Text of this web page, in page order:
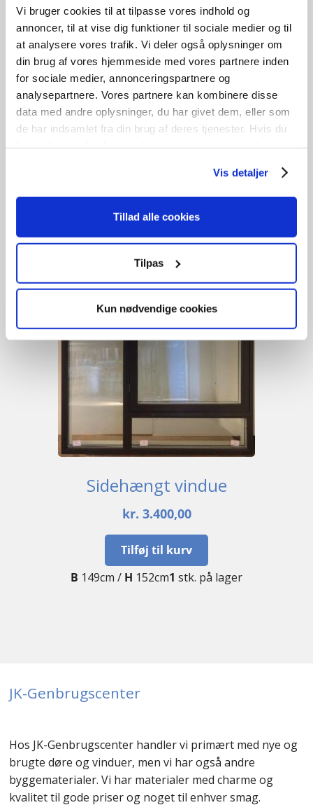
Vi bruger cookies til at tilpasse vores indhold og
annoncer, til at vise dig funktioner til sociale medier og til
at analysere vores trafik. Vi deler også oplysninger om
din brug af vores hjemmeside med vores partnere inden
for sociale medier, annonceringspartnere og
analysepartnere. Vores partnere kan kombinere disse
data med andre oplysninger, du har givet dem, eller som
de har indsamlet fra din brug af deres tjenester. Hvis du
Vis detaljer
Tillad alle cookies
Tilpas
Kun nødvendige cookies
Fastkarmsvindue – Velfac træ/alu
kr.1.800,00
Sidehængt vindue
kr. 3.400,00
Tilføj til kurv
B 149cm / H 152cm1 stk. på lager
JK-Genbrugscenter
Hos JK-Genbrugscenter handler vi primært med nye og
brugte døre og vinduer, men vi har også andre
byggematerialer. Vi har materialer med charme og
kvalitet til gode priser og noget til enhver smag.